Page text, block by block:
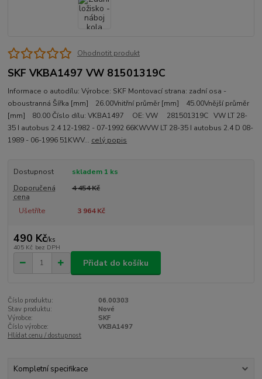
Ohodnotit produkt
SKF VKBA1497 VW 81501319C
Informace o autodílu: Výrobce: SKF Montovací strana: zadní osa -
oboustranná Šířka [mm] 26.00Vnitřní průměr [mm] 45.00Vnější průměr
[mm] 80.00 Číslo dílu: VKBA1497 OE: VW 281501319C VW LT 28-
35 I autobus 2.4 12-1982 - 07-1992 66KWVW LT 28-35 I autobus 2.4 D 08-
1989 - 06-1996 51KWV... celý popis
Dostupnost
skladem 1 ks
Doporučená
cena
4 454 Kč
Ušetříte 3 964 Kč
490 Kč/ks
405 Kč bez DPH
Přidat do košíku
Číslo produktu:
06.00303
Stav produktu:
Nové
Výrobce:
SKF
Číslo výrobce:
VKBA1497
Hlídat cenu / dostupnost
Kompletní specifikace